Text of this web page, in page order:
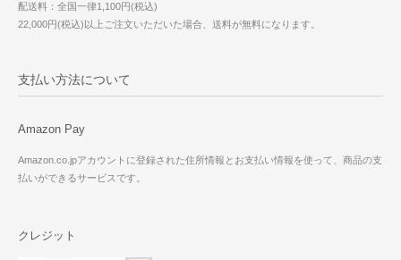
配送料：全国一律1,100円(税込)
22,000円(税込)以上ご注文いただいた場合、送料が無料になります。
支払い方法について
Amazon Pay
Amazon.co.jpアカウントに登録された住所情報とお支払い情報を使って、商品の支
払いができるサービスです。
クレジット